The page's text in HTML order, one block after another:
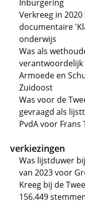
Inburgering
Verkreeg in
documentaire
onderwijs
Was als
verantwoordelijk
Armoede en
Zuidoost
Was voor de
gevraagd als
PvdA voor
verkiezingen
Was lijstduwer
van 2023 voor
Kreeg bij de
156.449